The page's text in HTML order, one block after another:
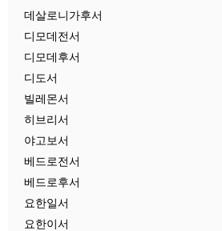
데살로니가후서
디모데전서
디모데후서
디도서
빌레몬서
히브리서
야고보서
베드로전서
베드로후서
요한일서
요한이서